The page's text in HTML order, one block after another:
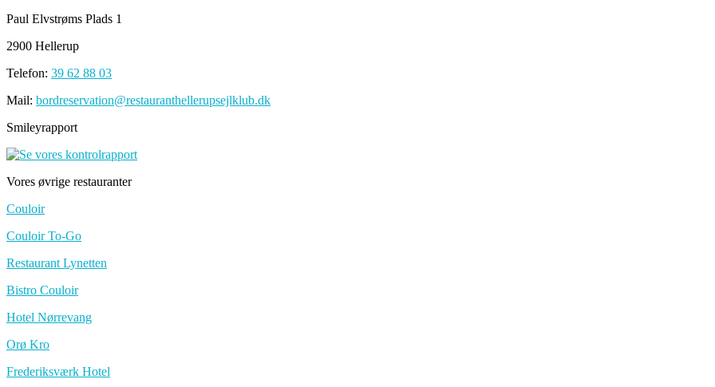
Paul Elvstrøms Plads 1
2900 Hellerup
Telefon: 39 62 88 03
Mail: bordreservation@restauranthellerupsejlklub.dk
Smileyrapport
Vores øvrige restauranter
Couloir
Couloir To-Go
Restaurant Lynetten
Bistro Couloir
Hotel Nørrevang
Orø Kro
Frederiksværk Hotel